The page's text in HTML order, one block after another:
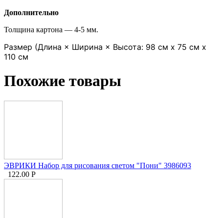
Дополнительно
Толщина картона — 4-5 мм.
Размер (Длина × Ширина × Высота: 98 см х 75 см х
110 см
Похожие товары
ЭВРИКИ Набор для рисования светом "Пони" 3986093
122.00 Р